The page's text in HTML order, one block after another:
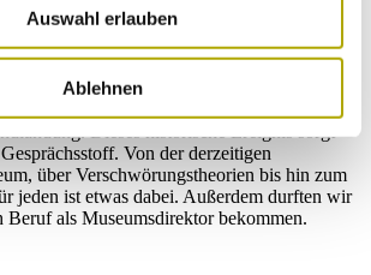
Auswahl erlauben
Ablehnen
wir mit dem Direktor des Naturmuseums
Dieses historische Ereignis sorgt
Von der derzeitigen
über Verschwörungstheorien bis hin zum
jeden ist etwas dabei. Außerdem durften wir
als Museumsdirektor bekommen.